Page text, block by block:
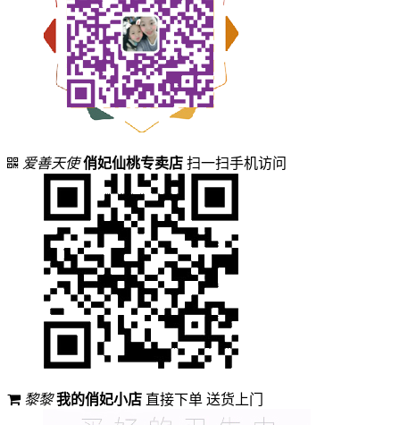
爱善天使 俏妃仙桃专卖店 扫一扫手机访问
黎黎 我的俏妃小店 直接下单 送货上门